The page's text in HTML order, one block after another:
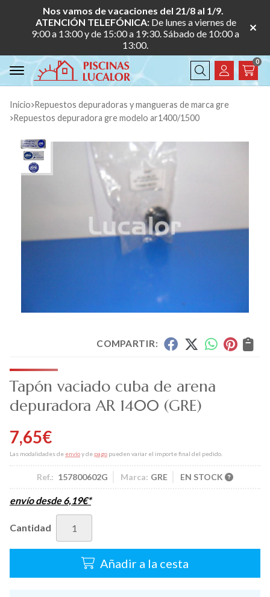
Nos vamos de vacaciones del 21/8 al 1/9.
ATENCIÓN TELEFÓNICA: De lunes a viernes de
9:00 a 13:00 y de 15:00 a 19:30. Sábado de 10:00 a
13:00.
Buscar
0
Inicio
repuestos depuradoras y mangueras de marca gre
repuestos depuradora gre modelo ar1400/1500
COMPARTIR:
Tapón vaciado cuba de arena
depuradora AR 1400 (GRE)
7,65€
Las modalidades de envíoy de pago pueden variar el importe final del pedido.
Ref.: 157800602G Marca: GRE EN STOCK
envío desde6,19€*
Cantidad
Añadir a la cesta